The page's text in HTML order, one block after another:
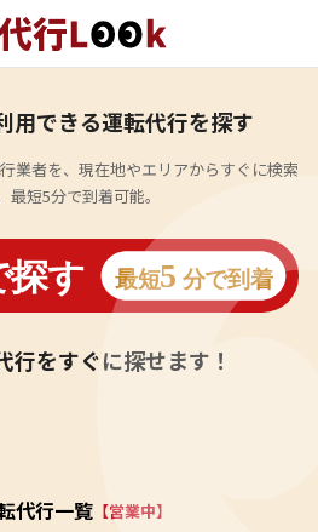
用できる運転代行を探す
業者を、現在地やエリアからすぐに検索
最短5分で到着可能。
行をすぐに探せます！
代行一覧 【営業中】